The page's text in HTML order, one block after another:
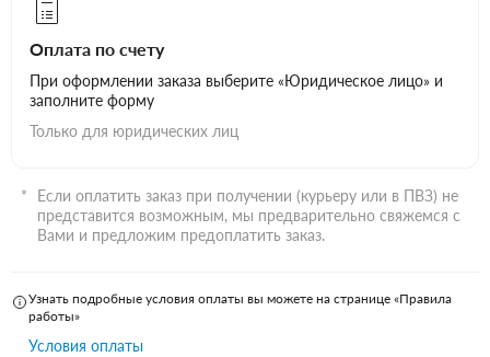
Оплата по счету
При оформлении заказа выберите «Юридическое лицо» и
заполните форму
Только для юридических лиц
Если оплатить заказ при получении (курьеру или в ПВЗ) не
представится возможным, мы предварительно свяжемся с
Вами и предложим предоплатить заказ.
Узнать подробные условия оплаты вы можете на странице «Правила
работы»
Условия оплаты